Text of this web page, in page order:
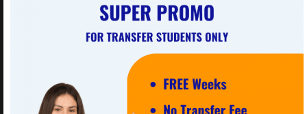
Crunch Crunch
This website uses cookies to improve your experience. We'll
assume you're ok with this, but you can opt-out if you wish.